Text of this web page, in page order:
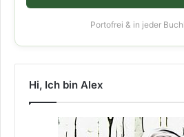
Portofrei & in jeder
Hi, Ich bin Alex